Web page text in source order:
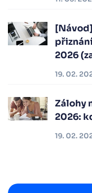
2026
19. 02.
Zálohy
2026:
19. 02.